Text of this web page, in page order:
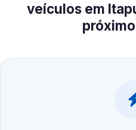
veículos em